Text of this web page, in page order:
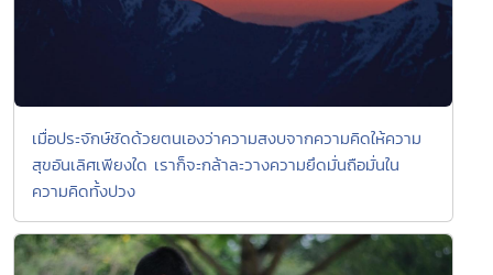
เมื่อประจักษ์ชัดด้วยตนเองว่าความสงบจากความคิดให้ความ
สุขอันเลิศเพียงใด เราก็จะกล้าละวางความยึดมั่นถือมั่นใน
ความคิดทั้งปวง